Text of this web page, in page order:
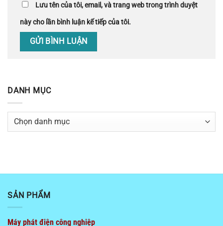
Lưu tên của tôi, email, và trang web trong trình duyệt
này cho lần bình luận kế tiếp của tôi.
DANH MỤC
Danh
SẢN PHẨM
Máy phát điện công nghiệp